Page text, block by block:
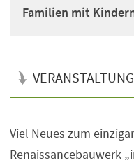
Familien mit
Viel Neues zum
Renaissancebauwerk